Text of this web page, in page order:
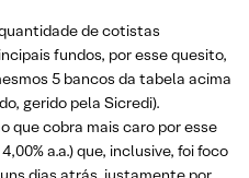
de cotistas
fundos, por esse quesito,
5 bancos da tabela acima
gerido pela Sicredi).
que cobra mais caro por esse
a.a.) que, inclusive, foi foco